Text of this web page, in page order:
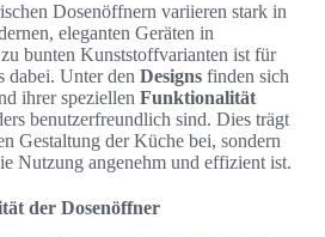
Dosenöffnern variieren stark in
eleganten Geräten in
bunten Kunststoffvarianten ist für
dabei. Unter den Designs finden sich
ihrer speziellen Funktionalität
benutzerfreundlich sind. Dies trägt
Gestaltung der Küche bei, sondern
Nutzung angenehm und effizient ist.
der Dosenöffner